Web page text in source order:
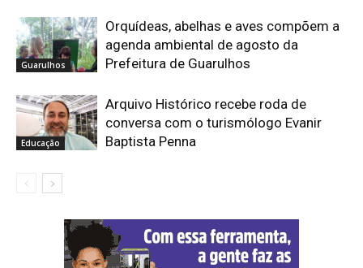
Guarulhos
Orquídeas, abelhas e aves compõem a
agenda ambiental de agosto da
Prefeitura de Guarulhos
Educação
Arquivo Histórico recebe roda de
conversa com o turismólogo Evanir
Baptista Penna